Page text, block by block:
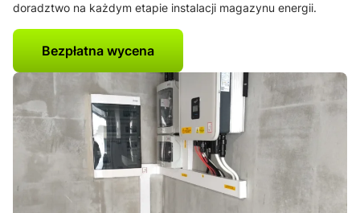
doradztwo na każdym etapie instalacji magazynu energii.
Bezpłatna wycena